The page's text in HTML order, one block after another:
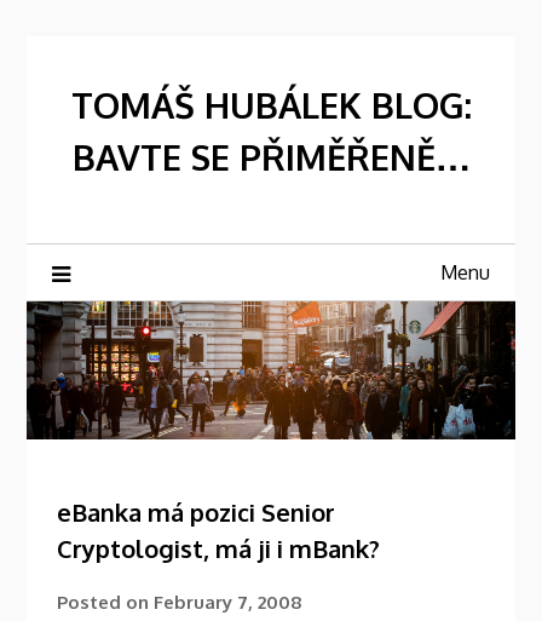
TOMÁŠ HUBÁLEK BLOG:
BAVTE SE PŘIMĚŘENĚ…
Menu
eBanka má pozici Senior
Cryptologist, má ji i mBank?
Posted on February 7, 2008